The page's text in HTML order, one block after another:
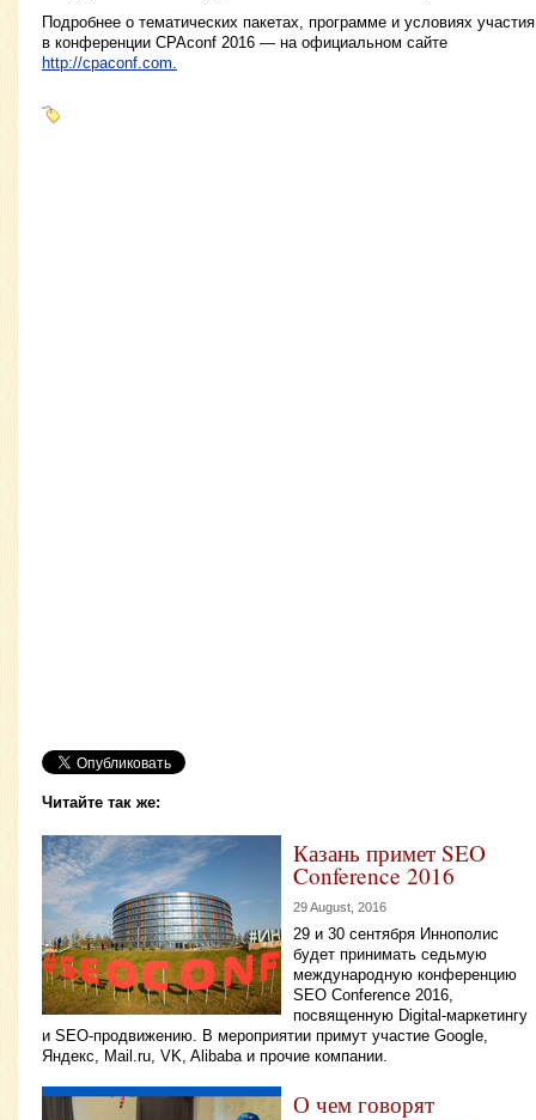
Подробнее о тематических пакетах, программе и условиях участия
в конференции CPAconf 2016 — на официальном сайте
http://cpaconf.com.
Читайте так же:
Казань примет SEO
Conference 2016
29 August, 2016
29 и 30 сентября Иннополис
будет принимать седьмую
международную конференцию
SEO Conference 2016,
посвященную Digital-маркетингу
и SEO-продвижению. В мероприятии примут участие Google,
Яндекс, Mail.ru, VK, Alibaba и прочие компании.
О чем говорят